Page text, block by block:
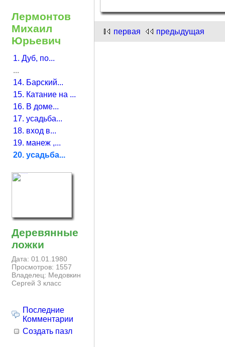
Лермонтов
Михаил
Юрьевич
1. Дуб, по...
...
14. Барский...
15. Катание на ...
16. В доме...
17. усадьба...
18. вход в...
19. манеж ,...
20. усадьба...
Деревянные
ложки
Дата: 01.01.1980
Просмотров: 1557
Владелец: Медовкин
Сергей 3 класс
Последние
Комментарии
Создать пазл
первая предыдущая